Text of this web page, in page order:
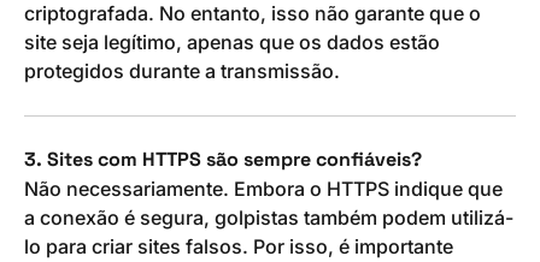
criptografada. No entanto, isso não garante que o
site seja legítimo, apenas que os dados estão
protegidos durante a transmissão.
3. Sites com HTTPS são sempre confiáveis?
Não necessariamente. Embora o HTTPS indique que
a conexão é segura, golpistas também podem utilizá-
lo para criar sites falsos. Por isso, é importante